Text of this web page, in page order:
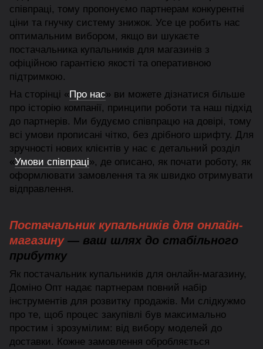
співпраці, тому пропонуємо партнерам конкурентні
ціни та гнучку систему знижок. Усе це робить нас
оптимальним вибором, якщо ви шукаєте
постачальника купальників для магазинів з
офіційною гарантією якості та оперативною
підтримкою.
На сторінці « Про нас» ви можете дізнатися більше
про історію компанії, принципи роботи та наш підхід
до партнерів. Ми будуємо співпрацю на довірі, тому
всі умови прописані чітко, без дрібного шрифту. Для
зручності нових клієнтів у нас є детальний розділ
«Умови співпраці», де описано, як почати роботу, як
оформлювати замовлення та як швидко отримувати
відправлення.
Постачальник купальників для онлайн-
магазину— ваш шлях до стабільного
прибутку
Як постачальник купальників для онлайн-магазину,
Доміно Опт надає партнерам повний набір
інструментів для розвитку продажів. Ми слідкужмо
про те, щоб процес закупівлі був максимально
простим і зрозумілим: від вибору моделей до
доставки. Кожне замовлення обробляється